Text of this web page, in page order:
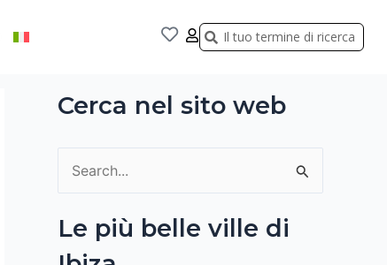
CercaCerca
Cerca nel sito web
c
Le più belle ville di